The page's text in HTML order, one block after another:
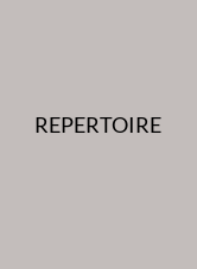
REPERTOIRE